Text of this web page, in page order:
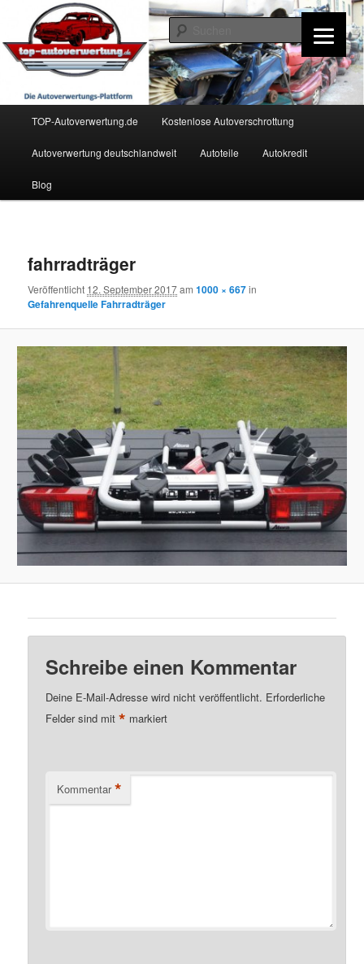
wechseln
TOP-Autoverwertung.de
TOP-Autoverwertung.de Kostenlose Autoverschrottung
Autoverwertung deutschlandweit Autoteile Autokredit
Blog
fahrradträger
Veröffentlicht 12. September 2017am1000 × 667in
Gefahrenquelle Fahrradträger
Schreibe einen Kommentar
Deine E-Mail-Adresse wird nicht veröffentlicht. Erforderliche
Felder sind mit* markiert
Kommentar *